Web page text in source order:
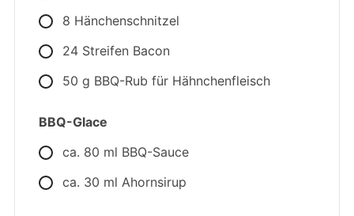
8 Hänchenschnitzel
24 Streifen Bacon
50 g BBQ-Rub für Hähnchenfleisch
BBQ-Glace
ca. 80 ml BBQ-Sauce
ca. 30 ml Ahornsirup